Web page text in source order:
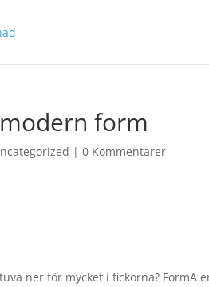
form
|0 Kommentarer
ner för mycket i fickorna? FormA